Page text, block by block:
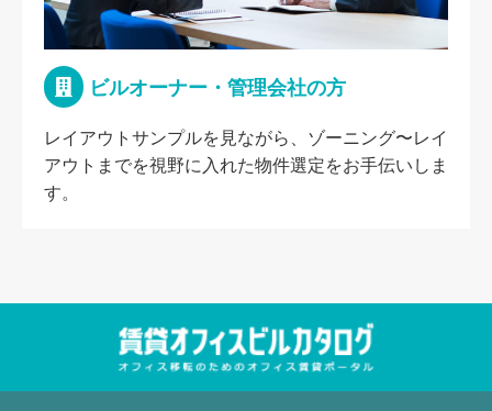
ビルオーナー・管理会社の方
レイアウトサンプルを見ながら、ゾーニング〜レイ
アウトまでを視野に入れた物件選定をお手伝いしま
す。